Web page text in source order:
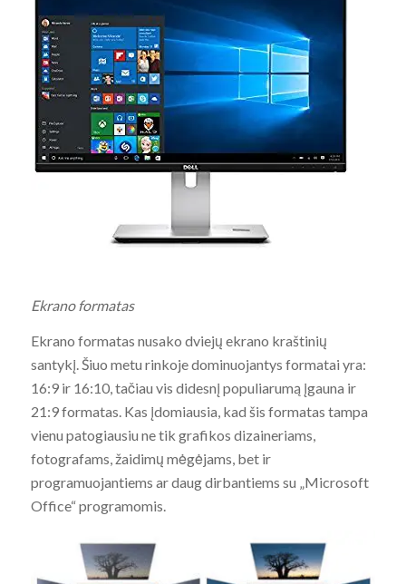
Ekrano formatas
Ekrano formatas nusako dviejų ekrano kraštinių
santykį. Šiuo metu rinkoje dominuojantys formatai yra:
16:9 ir 16:10, tačiau vis didesnį populiarumą įgauna ir
21:9 formatas. Kas įdomiausia, kad šis formatas tampa
vienu patogiausiu ne tik grafikos dizaineriams,
fotografams, žaidimų mėgėjams, bet ir
programuojantiems ar daug dirbantiems su „Microsoft
Office“ programomis.